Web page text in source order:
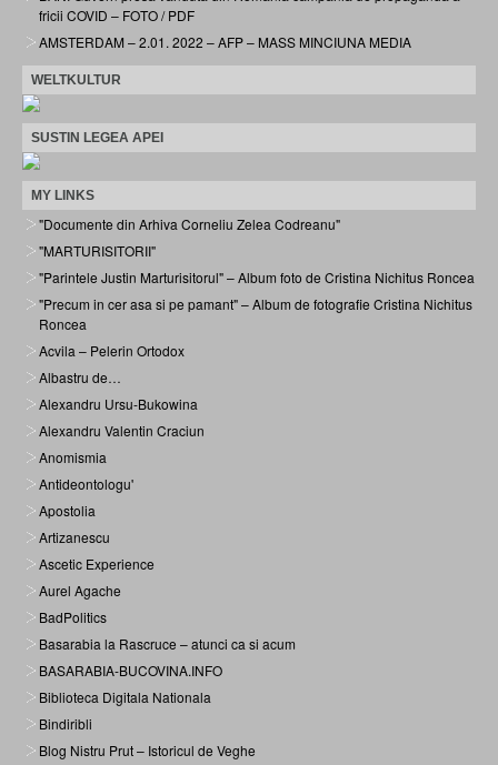
fricii COVID – FOTO / PDF
AMSTERDAM – 2.01. 2022 – AFP – MASS MINCIUNA MEDIA
WELTKULTUR
SUSTIN LEGEA APEI
MY LINKS
"Documente din Arhiva Corneliu Zelea Codreanu"
"MARTURISITORII"
"Parintele Justin Marturisitorul" – Album foto de Cristina Nichitus Roncea
"Precum in cer asa si pe pamant" – Album de fotografie Cristina Nichitus
Roncea
Acvila – Pelerin Ortodox
Albastru de…
Alexandru Ursu-Bukowina
Alexandru Valentin Craciun
Anomismia
Antideontologu'
Apostolia
Artizanescu
Ascetic Experience
Aurel Agache
BadPolitics
Basarabia la Rascruce – atunci ca si acum
BASARABIA-BUCOVINA.INFO
Biblioteca Digitala Nationala
Bindiribli
Blog Nistru Prut – Istoricul de Veghe